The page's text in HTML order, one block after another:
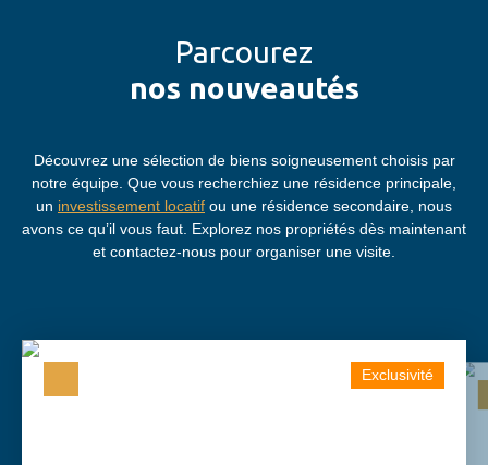
Parcourez
nos nouveautés
Découvrez une sélection de biens soigneusement choisis par
notre équipe. Que vous recherchiez une résidence principale,
un investissement locatif ou une résidence secondaire, nous
avons ce qu’il vous faut. Explorez nos propriétés dès maintenant
et contactez-nous pour organiser une visite.
Exclusivité